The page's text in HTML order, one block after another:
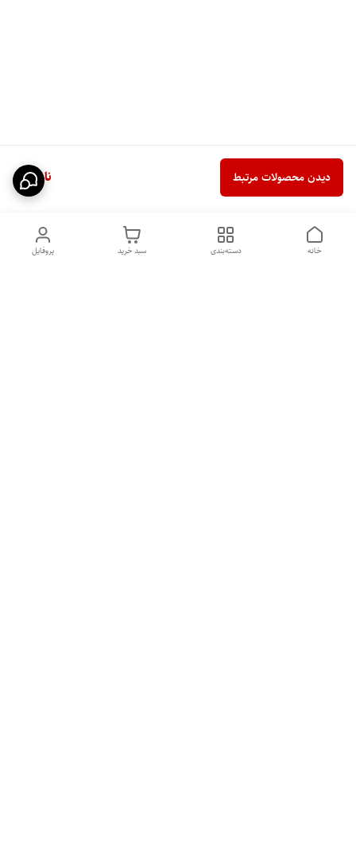
ناموجود دیدن محصولات مرتبط
پروفایل سبد خرید دسته‌بندی خانه